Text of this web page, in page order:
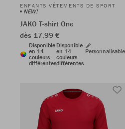
ENFANTS VÊTEMENTS DE SPORT
NEW!
JAKO T-shirt One
dès 17,99 €
Disponible
en 14
couleurs
différentes
Disponible
en 14
couleurs
différentes
Personnalisable